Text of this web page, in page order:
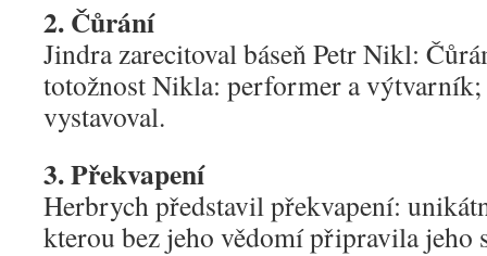
2. Čůrání
Jindra zarecitoval báseň Petr Nikl:
totožnost Nikla: performer a výtvarník;
vystavoval.
3. Překvapení
Herbrych představil překvapení:
kterou bez jeho vědomí připravila jeho